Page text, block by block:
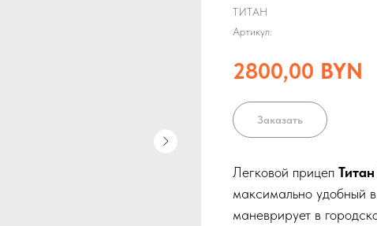
ТИТАН
Артикул:
2800,00 BYN
Заказать
Легковой прицеп
максимально удобный
маневрирует в